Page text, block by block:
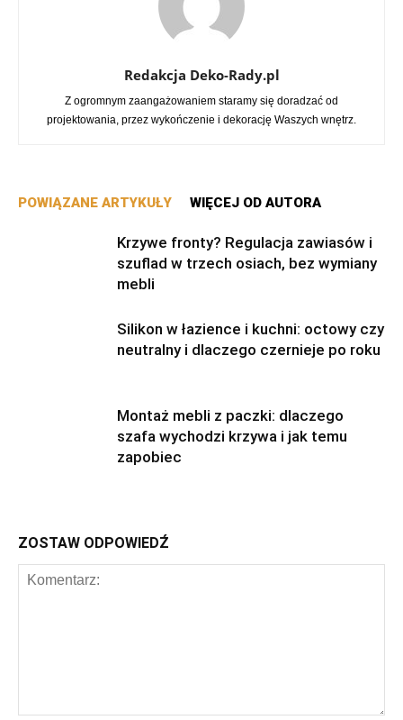
Redakcja Deko-Rady.pl
Z ogromnym zaangażowaniem staramy się doradzać od
projektowania, przez wykończenie i dekorację Waszych wnętrz.
POWIĄZANE ARTYKUŁY WIĘCEJ OD AUTORA
Krzywe fronty? Regulacja zawiasów i
szuflad w trzech osiach, bez wymiany
mebli
Silikon w łazience i kuchni: octowy czy
neutralny i dlaczego czernieje po roku
Montaż mebli z paczki: dlaczego
szafa wychodzi krzywa i jak temu
zapobiec
ZOSTAW ODPOWIEDŹ